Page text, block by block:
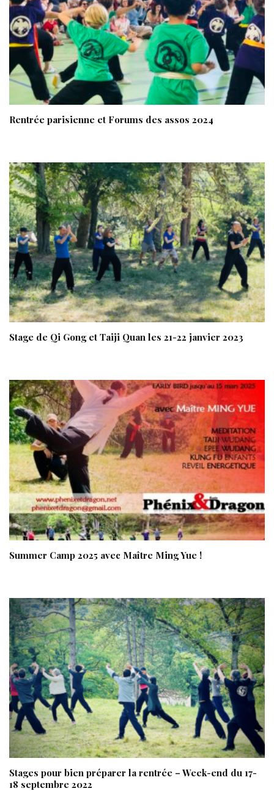
Rentrée parisienne et Forums des assos 2024
Stage de Qi Gong et Taiji Quan les 21-22 janvier 2023
Summer Camp 2025 avec Maître Ming Yue !
Stages pour bien préparer la rentrée – Week-end du 17-
18 septembre 2022